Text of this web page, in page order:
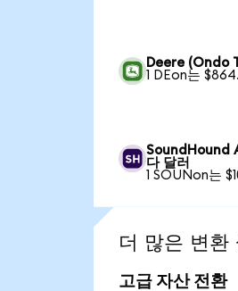
Deere (Ondo
1 DEon는
SoundHound
다 달러
1 SOUNon는
더 많은 변환
고급 자산 전환